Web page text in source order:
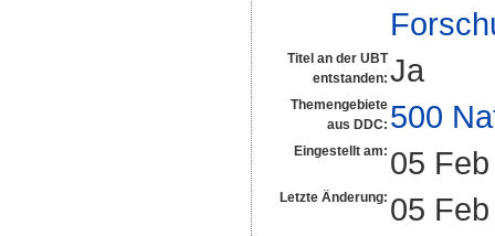
Titel an der UBT
entstanden: Ja
Themengebiete
aus DDC: 500
Eingestellt am: 05
Letzte Änderung: 05